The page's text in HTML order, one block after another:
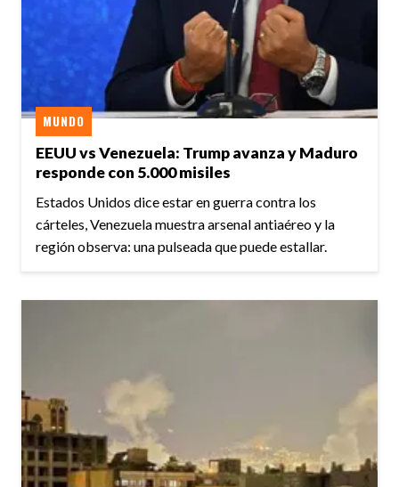
EEUU vs Venezuela: Trump avanza y Maduro
responde con 5.000 misiles
MUNDO
Estados Unidos dice estar en guerra contra los
cárteles, Venezuela muestra arsenal antiaéreo y la
región observa: una pulseada que puede estallar.